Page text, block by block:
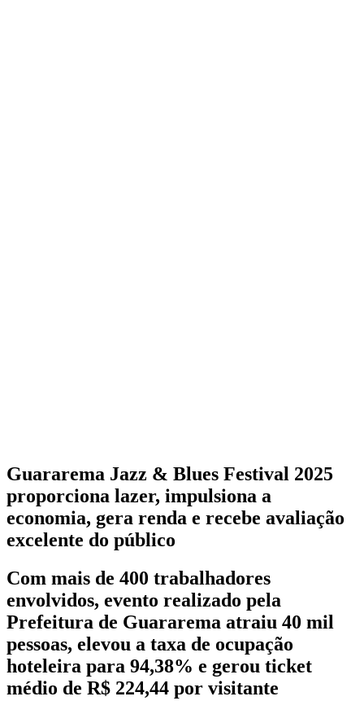
Guararema Jazz & Blues Festival 2025
proporciona lazer, impulsiona a
economia, gera renda e recebe avaliação
excelente do público
Com mais de 400 trabalhadores
envolvidos, evento realizado pela
Prefeitura de Guararema atraiu 40 mil
pessoas, elevou a taxa de ocupação
hoteleira para 94,38% e gerou ticket
médio de R$ 224,44 por visitante